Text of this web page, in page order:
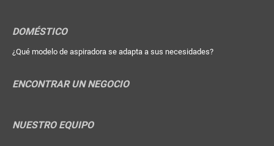
DOMÉSTICO
¿Qué modelo de aspiradora se adapta a sus necesidades?
ENCONTRAR UN NEGOCIO
NUESTRO EQUIPO